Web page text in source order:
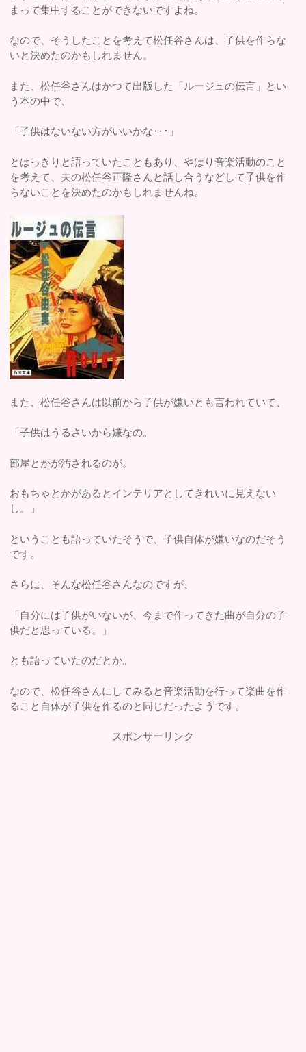
まって集中することができないですよね。
なので、そうしたことを考えて松任谷さんは、子供を作らな
いと決めたのかもしれません。
また、松任谷さんはかつて出版した「ルージュの伝言」とい
う本の中で、
「子供はないない方がいいかな‥･」
とはっきりと語っていたこともあり、やはり音楽活動のこと
を考えて、夫の松任谷正隆さんと話し合うなどして子供を作
らないことを決めたのかもしれませんね。
また、松任谷さんは以前から子供が嫌いとも言われていて、
「子供はうるさいから嫌なの。
部屋とかが汚されるのが。
おもちゃとかがあるとインテリアとしてきれいに見えない
し。」
ということも語っていたそうで、子供自体が嫌いなのだそう
です。
さらに、そんな松任谷さんなのですが、
「自分には子供がいないが、今まで作ってきた曲が自分の子
供だと思っている。」
とも語っていたのだとか。
なので、松任谷さんにしてみると音楽活動を行って楽曲を作
ること自体が子供を作るのと同じだったようです。
スポンサーリンク